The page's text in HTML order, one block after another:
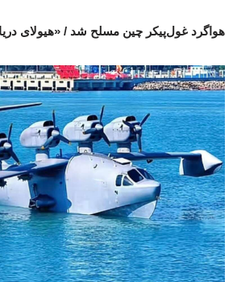
هواگرد غول‌پیکر چین مسلح شد / «هیولای